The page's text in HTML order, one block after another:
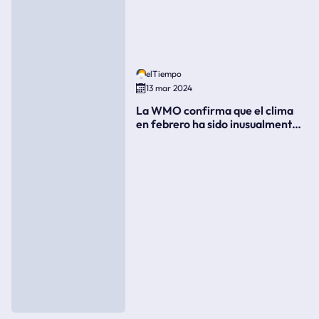
elTiempo
13 mar 2024
La WMO confirma que el clima
en febrero ha sido inusualmente